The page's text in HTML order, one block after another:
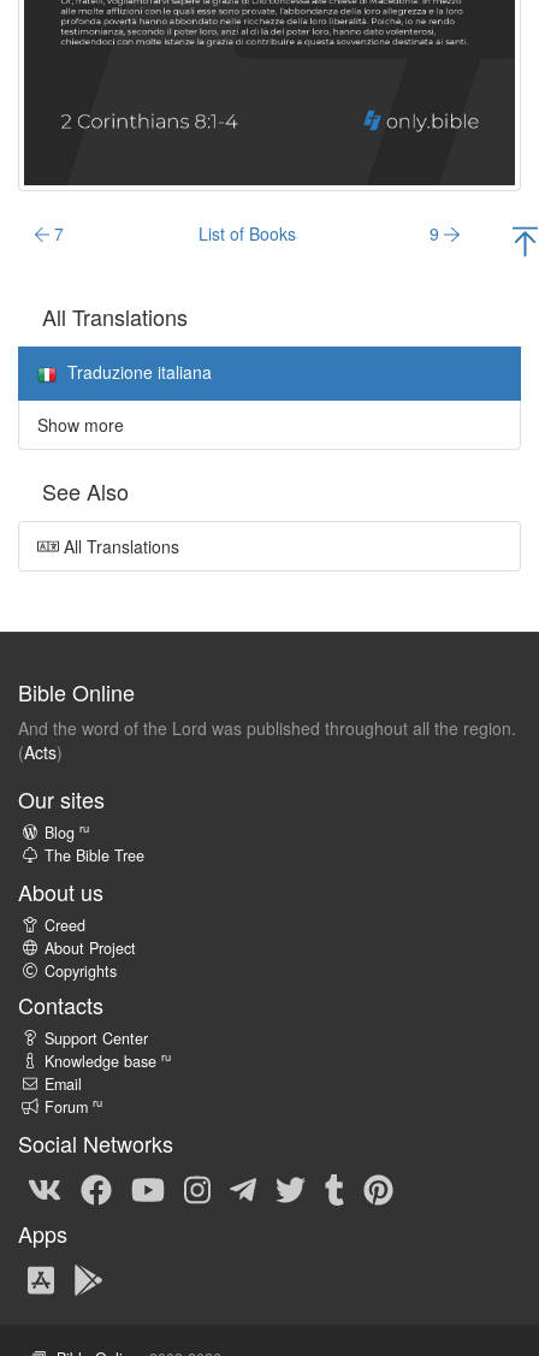
7 List of Books 9
All Translations
Traduzione italiana
Show more
See Also
All Translations
Bible Online
And the word of the Lord was published throughout all the region.
(Acts)
Our sites
Blog ru
The Bible Tree
About us
Creed
About Project
Copyrights
Contacts
Support Center
Knowledge base ru
Email
Forum ru
Social Networks
Apps